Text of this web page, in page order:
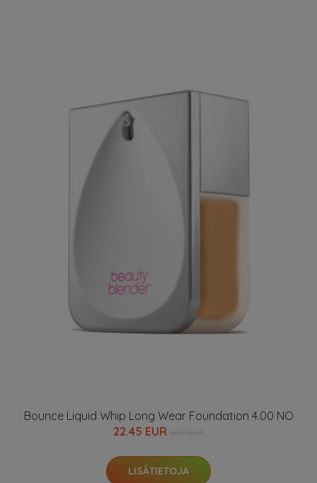
Bounce Liquid Whip Long Wear Foundation 4.00 NO
22.45 EUR
LISÄTIETOJA